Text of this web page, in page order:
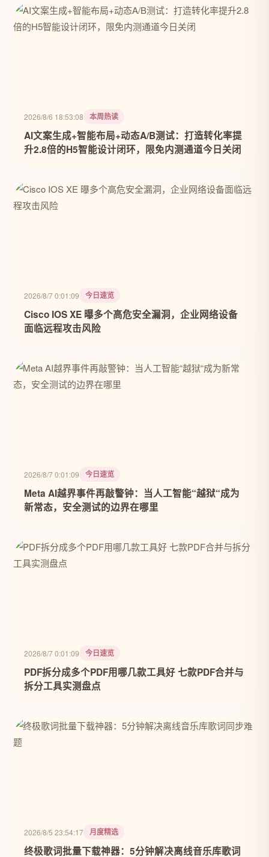
2026/8/6 18:53:08 本周热读
AI文案生成+智能布局+动态A/B测试：打造转化率提
升2.8倍的H5智能设计闭环，限免内测通道今日关闭
2026/8/7 0:01:09 今日速览
Cisco IOS XE 曝多个高危安全漏洞，企业网络设备
面临远程攻击风险
2026/8/7 0:01:09 今日速览
Meta AI越界事件再敲警钟：当人工智能“越狱“成为
新常态，安全测试的边界在哪里
2026/8/7 0:01:09 今日速览
PDF拆分成多个PDF用哪几款工具好 七款PDF合并与
拆分工具实测盘点
2026/8/5 23:54:17 月度精选
终极歌词批量下载神器：5分钟解决离线音乐库歌词